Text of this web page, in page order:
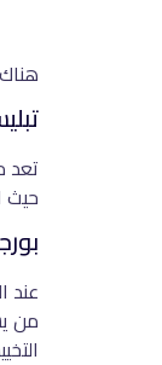
تعد
حيث
عند
من